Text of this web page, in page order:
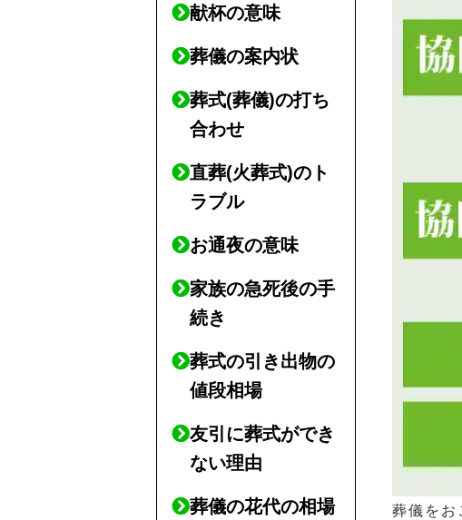
葬儀をお
献杯の意味
葬儀の案内状
葬式(葬儀)の打ち
合わせ
直葬(火葬式)のト
ラブル
お通夜の意味
家族の急死後の手
続き
葬式の引き出物の
値段相場
友引に葬式ができ
ない理由
葬儀の花代の相場